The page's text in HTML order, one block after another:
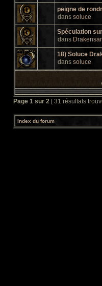
peigne de
dans soluce
Spéculation
dans
18) Soluce
dans soluce
Page 1 sur 2 [ 31 résultats
Index du forum